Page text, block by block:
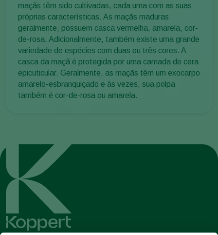
maçãs têm sido cultivadas, cada uma com as suas
próprias características. As maçãs maduras
geralmente, possuem casca vermelha, amarela, cor-
de-rosa. Adicionalmente, também existe uma grande
variedade de espécies com duas ou três cores. A
casca da maçã é protegida por uma camada de cera
epicuticular. Geralmente, as maçãs têm um exocarpo
amarelo-esbranquiçado e às vezes, sua polpa
também é cor-de-rosa ou amarela.